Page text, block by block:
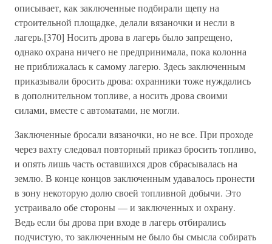
описывает, как заключенные подбирали щепу на
строительной площадке, делали вязаночки и несли в
лагерь.[370] Носить дрова в лагерь было запрещено,
однако охрана ничего не предпринимала, пока колонна
не приближалась к самому лагерю. Здесь заключенным
приказывали бросить дрова: охранники тоже нуждались
в дополнительном топливе, а носить дрова своими
силами, вместе с автоматами, не могли.
Заключенные бросали вязаночки, но не все. При проходе
через вахту следовал повторный приказ бросить топливо,
и опять лишь часть оставшихся дров сбрасывалась на
землю. В конце концов заключенным удавалось пронести
в зону некоторую долю своей топливной добычи. Это
устраивало обе стороны — и заключенных и охрану.
Ведь если бы дрова при входе в лагерь отбирались
подчистую, то заключенным не было бы смысла собирать